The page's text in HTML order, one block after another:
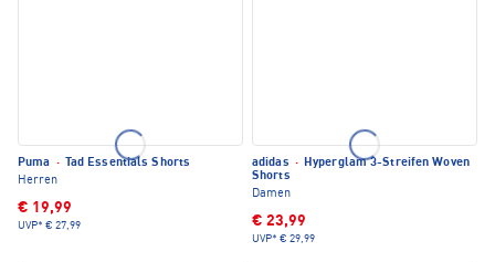
Puma ·
Tad Essentials Shorts
Herren
€ 19,99
UVP* € 27,99
adidas · Hyperglam 3-Streifen Woven
Shorts
Damen
€ 23,99
UVP* € 29,99